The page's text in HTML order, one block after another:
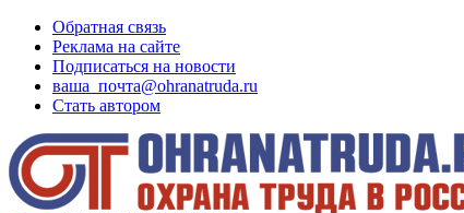
Обратная связь
Реклама на сайте
Подписаться на новости
ваша_почта@ohranatruda.ru
Стать автором